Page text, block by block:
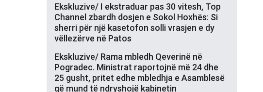
Ekskluzive/ I ekstraduar pas 30 vitesh, Top
Channel zbardh dosjen e Sokol Hoxhës: Si
sherri për një kasetofon solli vrasjen e dy
vëllezërve në Patos
Ekskluzive/ Rama mbledh Qeverinë në
Pogradec. Ministrat raportojnë më 24 dhe
25 gusht, pritet edhe mbledhja e Asamblesë
që mund të ndryshojë kabinetin